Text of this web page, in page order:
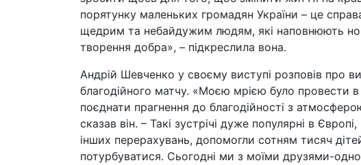
порятунку маленьких громадян України – це
щедрим та небайдужим людям, які наповнюють
творення добра», – підкреслила вона.
Андрій Шевченко у своєму виступі розповів про
благодійного матчу. «Моєю мрією було провести
поєднати прагнення до благодійності з
сказав він. – Такі зустрічі дуже популярні в
інших перерахувань, допомогли сотням тисяч
потурбуватися. Сьогодні ми з моїми друзями-